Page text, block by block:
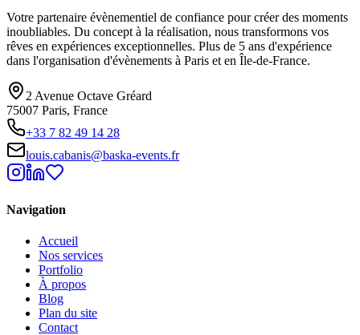
Votre partenaire évènementiel de confiance pour créer des moments
inoubliables. Du concept à la réalisation, nous transformons vos
rêves en expériences exceptionnelles. Plus de 5 ans d'expérience
dans l'organisation d'évènements à Paris et en Île-de-France.
2 Avenue Octave Gréard
75007 Paris, France
+33 7 82 49 14 28
louis.cabanis@baska-events.fr
Navigation
Accueil
Nos services
Portfolio
À propos
Blog
Plan du site
Contact